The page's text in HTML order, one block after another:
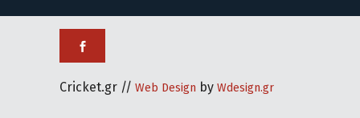
Cricket.gr // Web Design by Wdesign.gr